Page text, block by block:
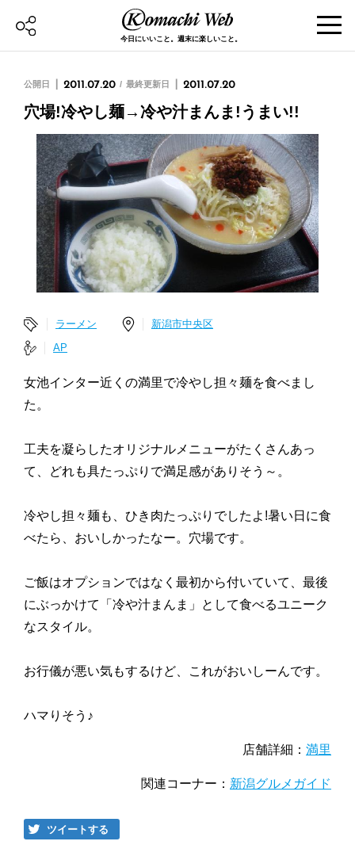
今日にいいこと。週末に楽しいこと。
公開日 2011.07.20 最終更新日 2011.07.20
穴場!冷やし麺→冷や汁まんま!うまい!!
ラーメン
新潟市中央区
AP
女池インター近くの満里で冷やし担々麺を食べまし
た。
工夫を凝らしたオリジナルメニューがたくさんあっ
て、どれも具たっぷりで満足感がありそう～。
冷やし担々麺も、ひき肉たっぷりでしたよ!暑い日に食
べたら、おいしかったなー。穴場です。
ご飯はオプションではなく最初から付いていて、最後
にぶっかけて「冷や汁まんま」として食べるユニーク
なスタイル。
お行儀が悪い気もするけど、これがおいしーんです。
ハマりそう♪
店舗詳細： 満里
関連コーナー： 新潟グルメガイド
ツイートする